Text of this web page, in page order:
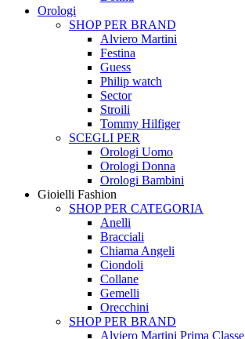
Orologi
SHOP PER BRAND
Alviero Martini
Festina
Guess
Philip watch
Sector
Stroili
Tommy Hilfiger
SCEGLI PER
Orologi Uomo
Orologi Donna
Orologi Bambini
Gioielli Fashion
SHOP PER CATEGORIA
Anelli
Bracciali
Chiama Angeli
Ciondoli
Collane
Gemelli
Orecchini
SHOP PER BRAND
Alviero Martini Prima Classe